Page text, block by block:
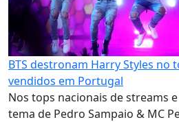
BTS destronam Harry Styles no
vendidos em Portugal
Nos tops nacionais de streams
tema de Pedro Sampaio & MC